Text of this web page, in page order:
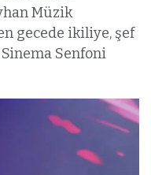
Müzik
gecede ikiliye, şef
Senfoni